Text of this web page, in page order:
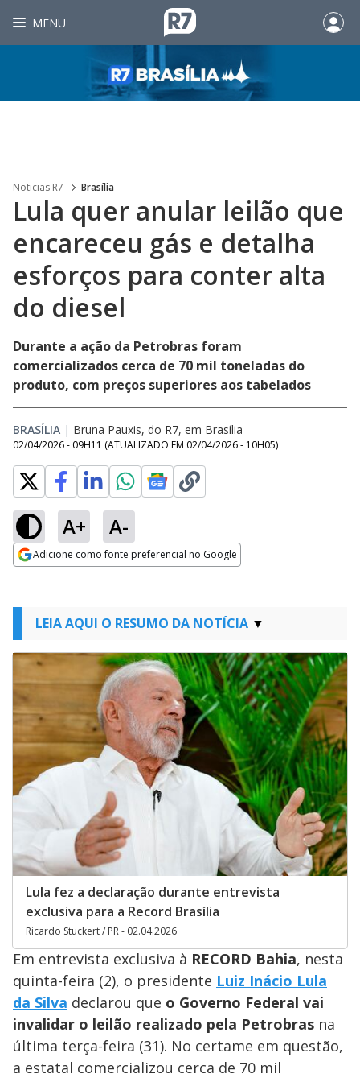
MENU
Noticias R7 Brasília
Lula quer anular leilão que
encareceu gás e detalha
esforços para conter alta
do diesel
Durante a ação da Petrobras foram
comercializados cerca de 70 mil toneladas do
produto, com preços superiores aos tabelados
BRASÍLIA | Bruna Pauxis, do R7, em Brasília
02/04/2026 - 09H11 (ATUALIZADO EM 02/04/2026 - 10H05)
A+ A-
Adicione como fonte preferencial no Google
LEIA AQUI O RESUMO DA NOTÍCIA
Lula fez a declaração durante entrevista
exclusiva para a Record Brasília
Ricardo Stuckert / PR - 02.04.2026
Em entrevista exclusiva à RECORD Bahia, nesta
quinta-feira (2), o presidente Luiz Inácio Lula
da Silva declarou que o Governo Federal vai
invalidar o leilão realizado pela Petrobras na
última terça-feira (31). No certame em questão,
a estatal comercializou cerca de 70 mil